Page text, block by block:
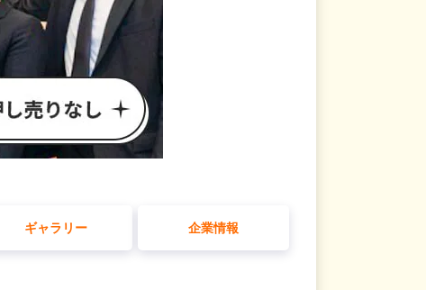
ギャラリー 企業情報